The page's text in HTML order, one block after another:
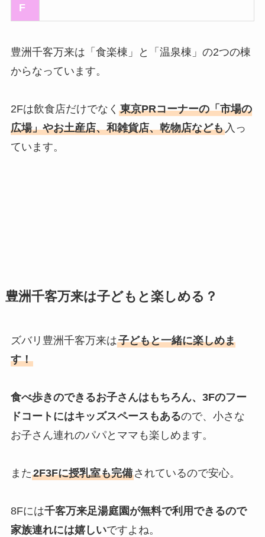
F
豊洲千客万来は「食楽棟」と「温泉棟」の2つの棟
からなっています。
2Fは飲食店だけでなく 東京PRコーナーの「市場の
広場」やお土産店、和雑貨店、乾物店なども入っ
ています。
豊洲千客万来は子どもと楽しめる？
ズバリ豊洲千客万来は子どもと一緒に楽しめま
す！
食べ歩きのできるお子さんはもちろん、3Fのフー
ドコートにはキッズスペースもあるので、小さな
お子さん連れのパパとママも楽しめます。
また2F3Fに授乳室も完備されているので安心。
8Fには千客万来足湯庭園が無料で利用できるので
家族連れには嬉しいですよね。